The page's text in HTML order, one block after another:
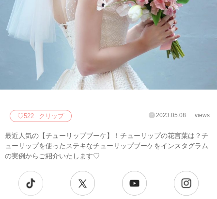
♡522 クリップ 2023.05.08 views
最近人気の【チューリップブーケ】！チューリップの花言葉は？チ
ューリップを使ったステキなチューリップブーケをインスタグラム
の実例からご紹介いたします♡